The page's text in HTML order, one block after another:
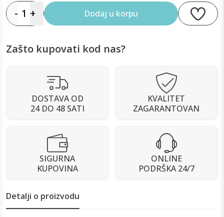
- 1 + Dodaj u korpu
Zašto kupovati kod nas?
DOSTAVA OD
24 DO 48 SATI
KVALITET
ZAGARANTOVAN
SIGURNA
KUPOVINA
ONLINE
PODRŠKA 24/7
Detalji o proizvodu